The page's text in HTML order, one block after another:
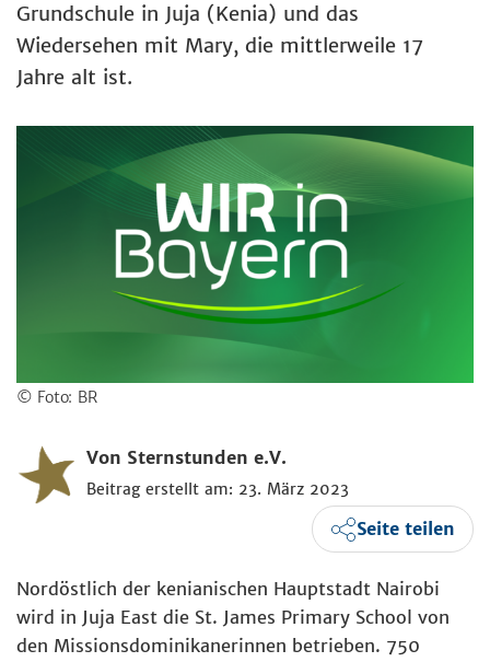
Grundschule in Juja (Kenia) und das
Wiedersehen mit Mary, die mittlerweile 17
Jahre alt ist.
© Foto: BR
Von Sternstunden e.V.
Beitrag erstellt am: 23. März 2023
Seite teilen
Nordöstlich der kenianischen Hauptstadt Nairobi
wird in Juja East die St. James Primary School von
den Missionsdominikanerinnen betrieben. 750